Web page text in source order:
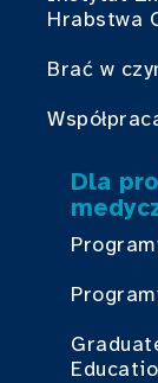
Hrabstwa
Brać w
Dla